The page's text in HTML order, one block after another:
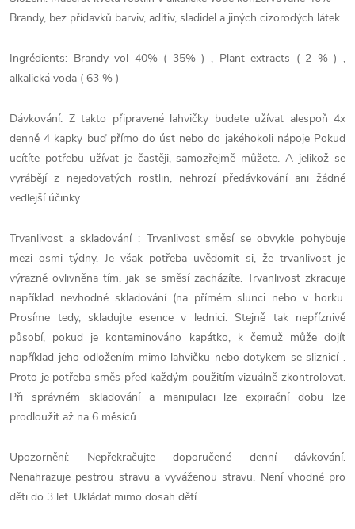
Brandy, bez přídavků barviv, aditiv, sladidel a jiných cizorodých látek.
Ingrédients: Brandy vol 40% ( 35% ) , Plant extracts ( 2 % ) ,
alkalická voda ( 63 % )
Dávkování: Z takto připravené lahvičky budete užívat alespoň 4x
denně 4 kapky buď přímo do úst nebo do jakéhokoli nápoje Pokud
ucítíte potřebu užívat je častěji, samozřejmě můžete. A jelikož se
vyrábějí z nejedovatých rostlin, nehrozí předávkování ani žádné
vedlejší účinky.
Trvanlivost a skladování : Trvanlivost směsí se obvykle pohybuje
mezi osmi týdny. Je však potřeba uvědomit si, že trvanlivost je
výrazně ovlivněna tím, jak se směsí zacházíte. Trvanlivost zkracuje
například nevhodné skladování (na přímém slunci nebo v horku.
Prosíme tedy, skladujte esence v lednici. Stejně tak nepříznivě
působí, pokud je kontaminováno kapátko, k čemuž může dojít
například jeho odložením mimo lahvičku nebo dotykem se sliznicí .
Proto je potřeba směs před každým použitím vizuálně zkontrolovat.
Při správném skladování a manipulaci lze expirační dobu lze
prodloužit až na 6 měsíců.
Upozornění: Nepřekračujte doporučené denní dávkování.
Nenahrazuje pestrou stravu a vyváženou stravu. Není vhodné pro
děti do 3 let. Ukládat mimo dosah dětí.